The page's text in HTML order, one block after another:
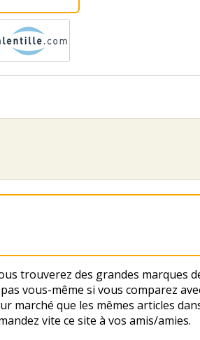
trouverez des grandes marques
vous-même si vous comparez
marché que les mêmes articles
vite ce site à vos amis/amies.